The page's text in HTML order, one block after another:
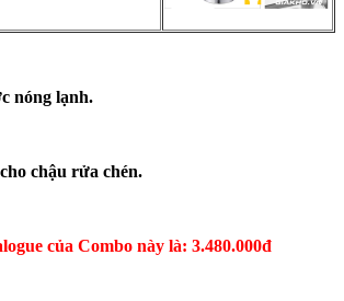
nóng lạnh.
chậu rửa chén.
của Combo này là:​ 3.480.000đ